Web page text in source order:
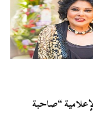
“صاحبة